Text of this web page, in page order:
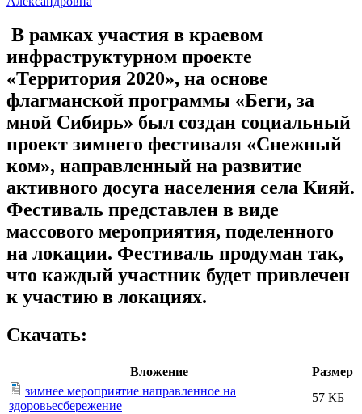
В рамках участия в краевом
инфраструктурном проекте
«Территория 2020», на основе
флагманской программы «Беги, за
мной Сибирь» был создан социальный
проект зимнего фестиваля «Снежный
ком», направленный на развитие
активного досуга населения села Кияй.
Фестиваль представлен в виде
массового мероприятия, поделенного
на локации. Фестиваль продуман так,
что каждый участник будет привлечен
к участию в локациях.
Скачать:
Вложение
Размер
зимнее мероприятие направленное на
здоровьесбережение
57 КБ